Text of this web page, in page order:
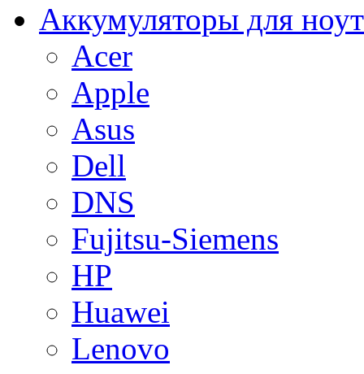
Аккумуляторы для
Acer
Apple
Asus
Dell
DNS
Fujitsu-Siemens
HP
Huawei
Lenovo